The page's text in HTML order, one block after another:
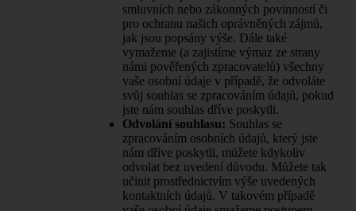
smluvních nebo zákonných povinností či
pro ochranu našich oprávněných zájmů,
jak jsou popsány výše. Dále také
vymažeme (a zajistíme výmaz ze strany
námi pověřených zpracovatelů) všechny
vaše osobní údaje v případě, že odvoláte
svůj souhlas se zpracováním údajů, pokud
jste nám souhlas dříve poskytli.
Odvolání souhlasu: Souhlas se
zpracováním osobních údajů, který jste
nám dříve poskytli, můžete kdykoliv
odvolat bez uvedení důvodu. Můžete tak
učinit prostřednictvím výše uvedených
kontaktních údajů. V takovém případě